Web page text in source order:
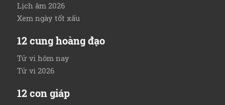
Lịch âm 2026
Xem ngày tốt xấu
12 cung hoàng đạo
Tử vi hôm nay
Tử vi 2026
12 con giáp